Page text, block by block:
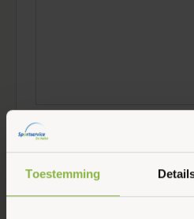
Toestemming
Evenementen at this locatie
Bericht